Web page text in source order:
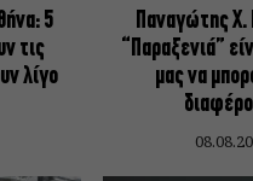
5
τις
λίγο
Παναγώτης Χ.
“Παραξενιά”
μας να